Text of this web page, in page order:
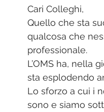
Cari Colleghi,
Quello che sta
qualcosa che
professionale.
L’OMS ha, nella
sta esplodendo
Lo sforzo a cui i
sono e siamo